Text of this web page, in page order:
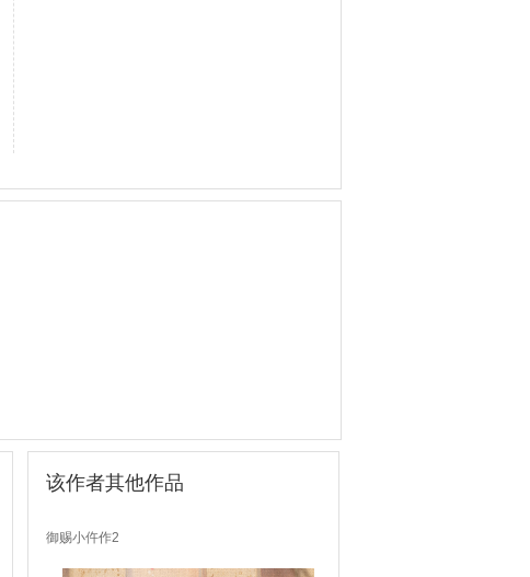
该作者其他作品
御赐小仵作2